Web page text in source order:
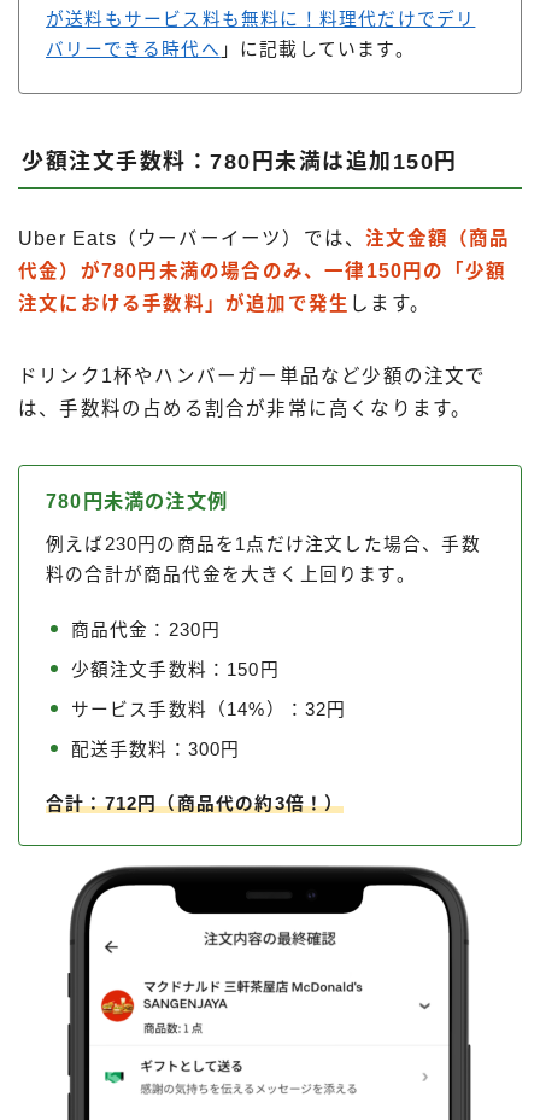
が送料もサービス料も無料に！料理代だけでデリ
バリーできる時代へ 」に記載しています。
少額注文手数料：780円未満は追加150円
Uber Eats（ウーバーイーツ）では、注文金額（商品
代金）が780円未満の場合のみ、一律150円の「少額
注文における手数料」が追加で発生 します。
ドリンク1杯やハンバーガー単品など少額の注文で
は、手数料の占める割合が非常に高くなります。
780円未満の注文例
例えば230円の商品を1点だけ注文した場合、手数
料の合計が商品代金を大きく上回ります。
商品代金：230円
少額注文手数料：150円
サービス手数料（14%）：32円
配送手数料：300円
合計：712円（商品代の約3倍！）